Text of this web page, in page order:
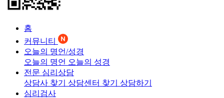
홈
커뮤니티
오늘의 명언/성경
오늘의 명언 오늘의 성경
전문 심리상담
상담사 찾기 상담센터 찾기 상담하기
심리검사